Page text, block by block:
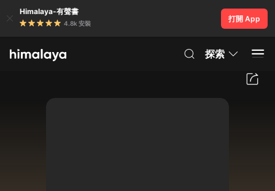
Himalaya-有聲書
4.8k 安裝
打開 App
探索